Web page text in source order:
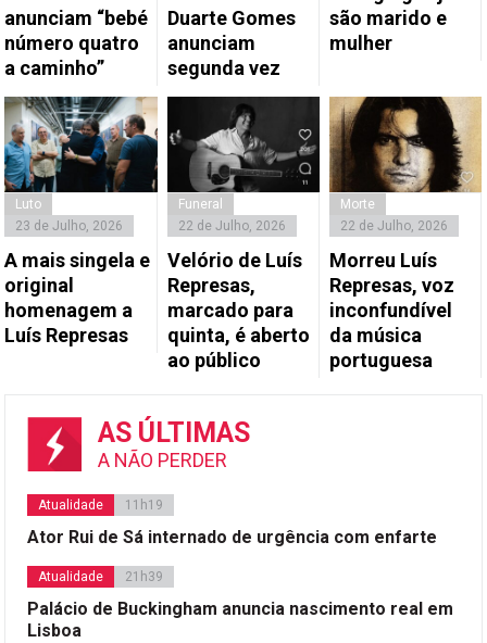
anunciam “bebé
número quatro
a caminho”
Duarte Gomes
anunciam
segunda vez
são marido e
mulher
Luto
23 de Julho, 2026
A mais singela e
original
homenagem a
Luís Represas
Funeral
22 de Julho, 2026
Velório de Luís
Represas,
marcado para
quinta, é aberto
ao público
Morte
22 de Julho, 2026
Morreu Luís
Represas, voz
inconfundível
da música
portuguesa
AS ÚLTIMAS
A NÃO PERDER
Atualidade 11h19
Ator Rui de Sá internado de urgência com enfarte
Atualidade 21h39
Palácio de Buckingham anuncia nascimento real em
Lisboa